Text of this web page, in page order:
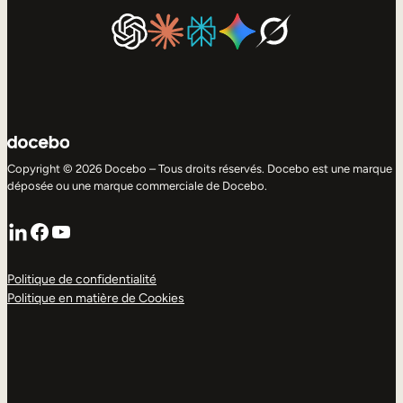
Copyright © 2026 Docebo – Tous droits réservés. Docebo est une marque
déposée ou une marque commerciale de Docebo.
LinkedIn
Facebook
YouTube
Politique de confidentialité
Politique en matière de Cookies